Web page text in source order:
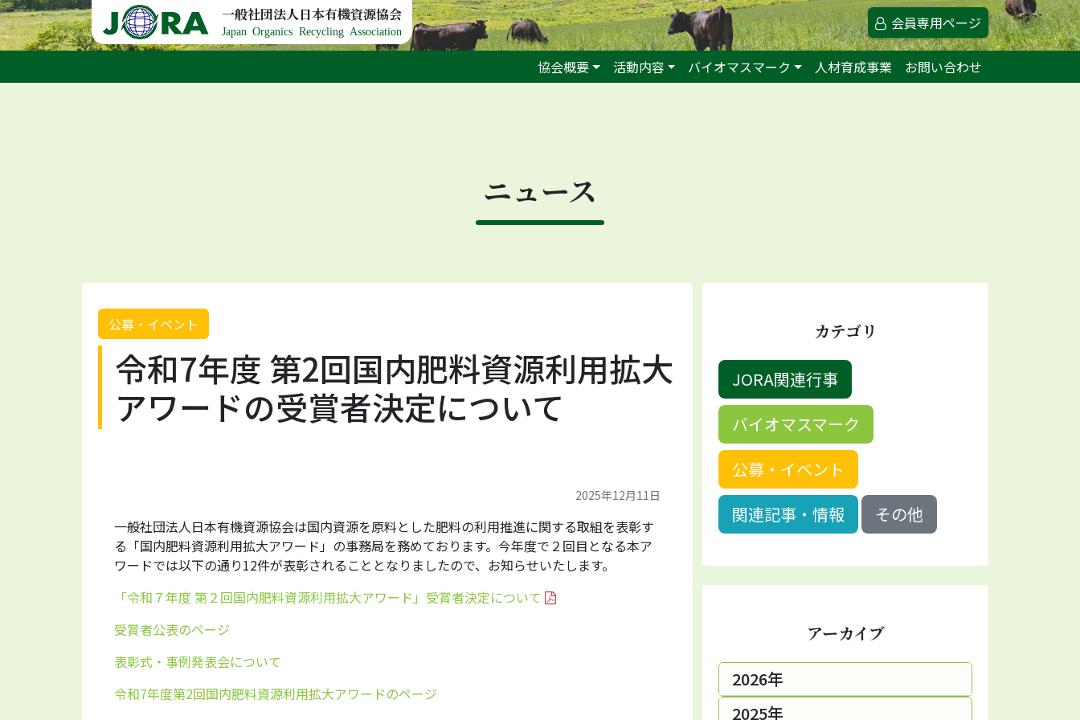
Skip to content 一般社団法人日本有機資源協会
Japan Organics Recycling Association 会員専用ページ
協会概要 活動内容 バイオマスマーク 人材育成事業 お問い合わせ
ニュース
公募・イベント
令和7年度 第2回国内肥料資源利用拡大
アワードの受賞者決定について
2025年12月11日
一般社団法人日本有機資源協会は国内資源を原料とした肥料の利用推進に関する取組を表彰す
る「国内肥料資源利用拡大アワード」の事務局を務めております。今年度で２回目となる本ア
ワードでは以下の通り12件が表彰されることとなりましたので、お知らせいたします。
「令和７年度 第２回国内肥料資源利用拡大アワード」受賞者決定について
受賞者公表のページ
表彰式・事例発表会について
令和7年度第2回国内肥料資源利用拡大アワードのページ
カテゴリ
JORA関連行事
バイオマスマーク
公募・イベント
関連記事・情報
その他
アーカイブ
2026年
2025年